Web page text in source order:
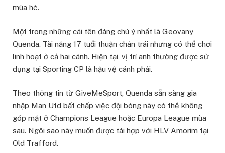
mùa hè.
Một trong những cái tên đáng chú ý nhất là Geovany
Quenda. Tài năng 17 tuổi thuận chân trái nhưng có thể chơi
linh hoạt ở cả hai cánh. Hiện tại, vị trí anh thường được sử
dụng tại Sporting CP là hậu vệ cánh phải.
Theo thông tin từ GiveMeSport, Quenda sẵn sàng gia
nhập Man Utd bất chấp việc đội bóng này có thể không
góp mặt ở Champions League hoặc Europa League mùa
sau. Ngôi sao này muốn được tái hợp với HLV Amorim tại
Old Trafford.